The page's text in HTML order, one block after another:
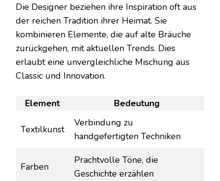
Die Designer beziehen ihre Inspiration oft aus
der reichen Tradition ihrer Heimat. Sie
kombinieren Elemente, die auf alte Bräuche
zurückgehen, mit aktuellen Trends. Dies
erlaubt eine unvergleichliche Mischung aus
Classic und Innovation.
Element Bedeutung
Textilkunst
Verbindung zu
handgefertigten Techniken
Farben
Prachtvolle Töne, die
Geschichte erzählen